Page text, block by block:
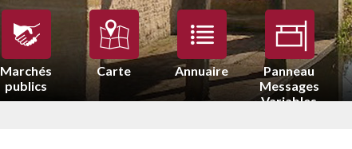
Marchés
publics
Carte Annuaire
Panneau
Messages
Variables